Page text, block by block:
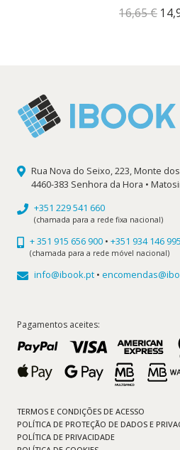
16,65€ O
Rua Nova do Seixo, 223, Monte
4460-383 Senhora da Hora •
+351 229 541 660
(chamada para a rede fixa nacional)
+ 351 915 656 900 • +351 934 146 995
(chamada para a rede móvel nacional)
info@ibook.pt •
Pagamentos aceites:
TERMOS E CONDIÇÕES DE ACESSO
POLÍTICA DE PROTEÇÃO DE DADOS E
POLÍTICA DE PRIVACIDADE